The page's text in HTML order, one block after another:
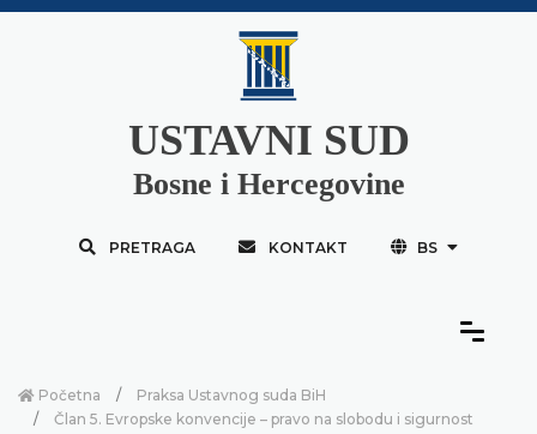
USTAVNI SUD
Bosne i Hercegovine
PRETRAGA KONTAKT BS
Početna
Praksa Ustavnog suda BiH
Član 5. Evropske konvencije – pravo na slobodu i sigurnost